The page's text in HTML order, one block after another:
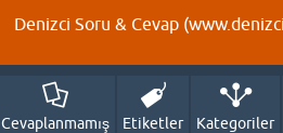
Denizci Soru & Cevap
Cevaplanmamış Etiketler Kategoriler